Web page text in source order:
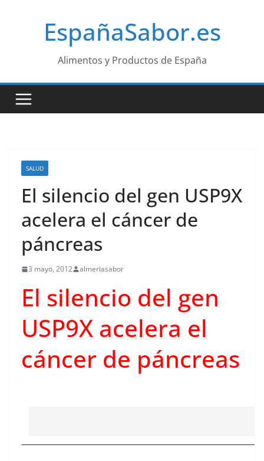
EspañaSabor.es
Alimentos y Productos de España
SALUD
El silencio del gen USP9X
acelera el cáncer de
páncreas
3 mayo, 2012 almeriasabor
El silencio del gen
USP9X acelera el
cáncer de páncreas